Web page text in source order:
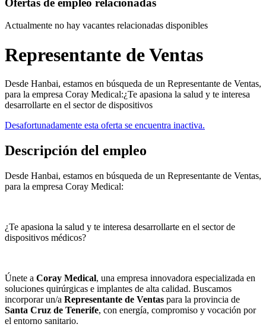
Actualmente no hay vacantes relacionadas disponibles
Representante de Ventas
Desde Hanbai, estamos en búsqueda de un Representante de Ventas,
para la empresa Coray Medical:¿Te apasiona la salud y te interesa
desarrollarte en el sector de dispositivos
Desafortunadamente esta oferta se encuentra inactiva.
Descripción del empleo
Desde Hanbai, estamos en búsqueda de un Representante de Ventas,
para la empresa Coray Medical:
¿Te apasiona la salud y te interesa desarrollarte en el sector de
dispositivos médicos?
Únete a Coray Medical, una empresa innovadora especializada en
soluciones quirúrgicas e implantes de alta calidad. Buscamos
incorporar un/a Representante de Ventas para la provincia de
Santa Cruz de Tenerife, con energía, compromiso y vocación por
el entorno sanitario.